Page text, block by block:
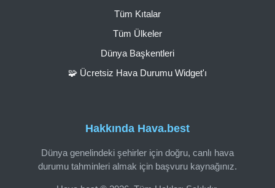
Hakkında Hava.best
Dünya genelindeki şehirler için doğru, canlı hava
durumu tahminleri almak için başvuru kaynağınız.
Tüm Kıtalar
Tüm Ülkeler
Dünya Başkentleri
🧩 Ücretsiz Hava Durumu Widget'ı